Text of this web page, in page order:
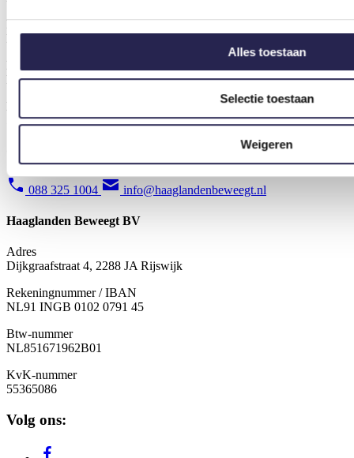
Alles toestaan
Selectie toestaan
Weigeren
Rekeningnummer / IBAN
NL91 INGB 0102 0791 45
Btw-nummer
NL851671962B01
KvK-nummer
55365086
088 325 1004 info@haaglandenbeweegt.nl
Haaglanden Beweegt BV
Adres
Dijkgraafstraat 4, 2288 JA Rijswijk
Rekeningnummer / IBAN
NL91 INGB 0102 0791 45
Btw-nummer
NL851671962B01
KvK-nummer
55365086
Volg ons: